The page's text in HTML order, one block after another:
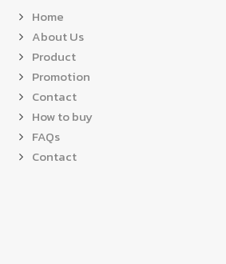
Home
About Us
Product
Promotion
Contact
How to buy
FAQs
Contact